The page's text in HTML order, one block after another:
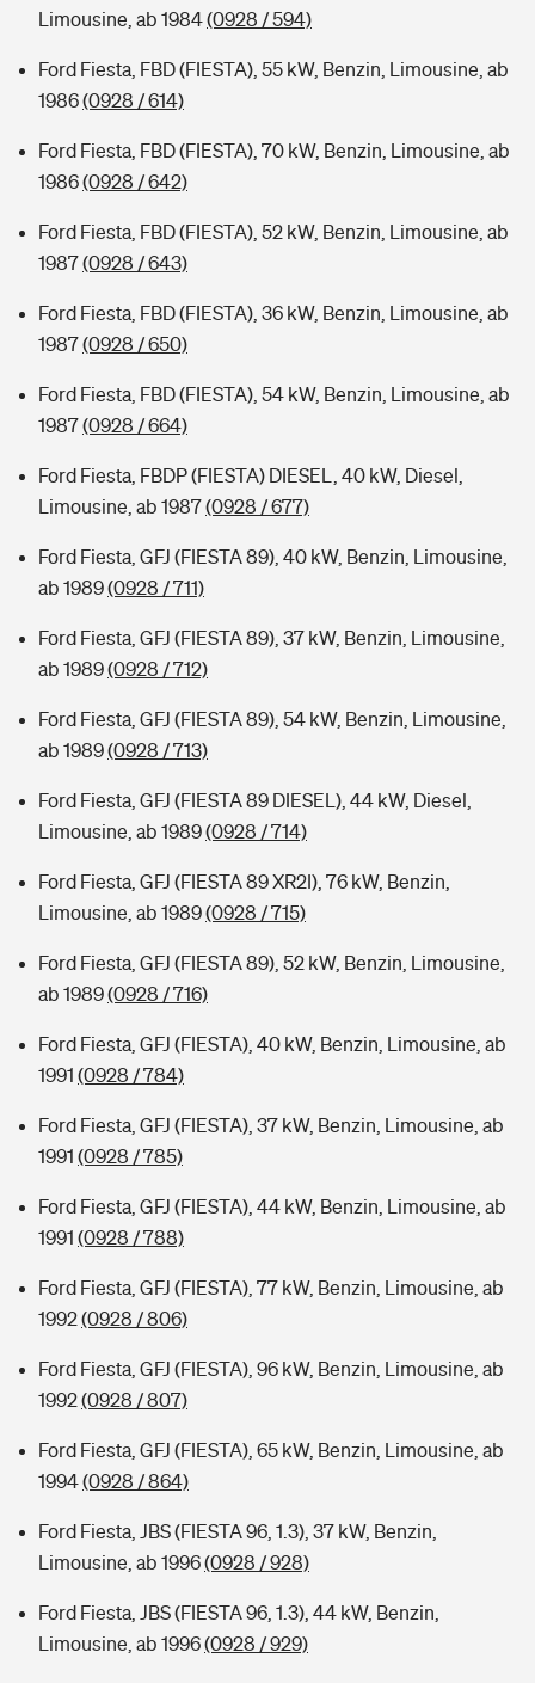
Limousine, ab 1984(0928 / 594)
Ford Fiesta, FBD (FIESTA), 55 kW, Benzin, Limousine, ab
1986(0928 / 614)
Ford Fiesta, FBD (FIESTA), 70 kW, Benzin, Limousine, ab
1986(0928 / 642)
Ford Fiesta, FBD (FIESTA), 52 kW, Benzin, Limousine, ab
1987(0928 / 643)
Ford Fiesta, FBD (FIESTA), 36 kW, Benzin, Limousine, ab
1987(0928 / 650)
Ford Fiesta, FBD (FIESTA), 54 kW, Benzin, Limousine, ab
1987(0928 / 664)
Ford Fiesta, FBDP (FIESTA) DIESEL, 40 kW, Diesel,
Limousine, ab 1987(0928 / 677)
Ford Fiesta, GFJ (FIESTA 89), 40 kW, Benzin, Limousine,
ab 1989(0928 / 711)
Ford Fiesta, GFJ (FIESTA 89), 37 kW, Benzin, Limousine,
ab 1989(0928 / 712)
Ford Fiesta, GFJ (FIESTA 89), 54 kW, Benzin, Limousine,
ab 1989(0928 / 713)
Ford Fiesta, GFJ (FIESTA 89 DIESEL), 44 kW, Diesel,
Limousine, ab 1989(0928 / 714)
Ford Fiesta, GFJ (FIESTA 89 XR2I), 76 kW, Benzin,
Limousine, ab 1989(0928 / 715)
Ford Fiesta, GFJ (FIESTA 89), 52 kW, Benzin, Limousine,
ab 1989(0928 / 716)
Ford Fiesta, GFJ (FIESTA), 40 kW, Benzin, Limousine, ab
1991 (0928 / 784)
Ford Fiesta, GFJ (FIESTA), 37 kW, Benzin, Limousine, ab
1991 (0928 / 785)
Ford Fiesta, GFJ (FIESTA), 44 kW, Benzin, Limousine, ab
1991 (0928 / 788)
Ford Fiesta, GFJ (FIESTA), 77 kW, Benzin, Limousine, ab
1992(0928 / 806)
Ford Fiesta, GFJ (FIESTA), 96 kW, Benzin, Limousine, ab
1992(0928 / 807)
Ford Fiesta, GFJ (FIESTA), 65 kW, Benzin, Limousine, ab
1994(0928 / 864)
Ford Fiesta, JBS (FIESTA 96, 1.3), 37 kW, Benzin,
Limousine, ab 1996(0928 / 928)
Ford Fiesta, JBS (FIESTA 96, 1.3), 44 kW, Benzin,
Limousine, ab 1996(0928 / 929)